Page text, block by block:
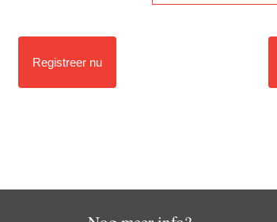
Registreer nu